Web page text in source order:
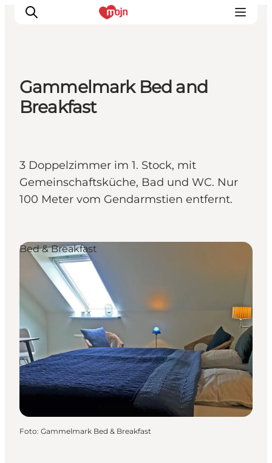
Erlebnisse
Plane deine Reise
Booking
Gammelmark Bed and
Breakfast
3 Doppelzimmer im 1. Stock, mit
Gemeinschaftsküche, Bad und WC. Nur
100 Meter vom Gendarmstien entfernt.
Bed & Breakfast
Foto: Gammelmark Bed & Breakfast